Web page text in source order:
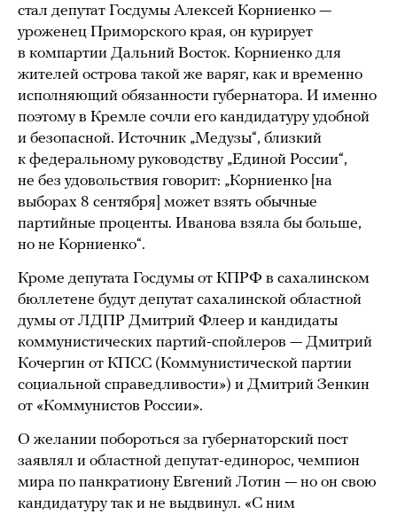
стал депутат Госдумы Алексей Корниенко —
уроженец Приморского края, он курирует
в компартии Дальний Восток. Корниенко для
жителей острова такой же варяг, как и временно
исполняющий обязанности губернатора. И именно
поэтому в Кремле сочли его кандидатуру удобной
и безопасной. Источник „Медузы“, близкий
к федеральному руководству „Единой России“,
не без удовольствия говорит: „Корниенко [на
выборах 8 сентября] может взять обычные
партийные проценты. Иванова взяла бы больше,
но не Корниенко“.
Кроме депутата Госдумы от КПРФ в сахалинском
бюллетене будут депутат сахалинской областной
думы от ЛДПР Дмитрий Флеер и кандидаты
коммунистических партий-спойлеров — Дмитрий
Кочергин от КПСС (Коммунистической партии
социальной справедливости») и Дмитрий Зенкин
от «Коммунистов России».
О желании побороться за губернаторский пост
заявлял и областной депутат-единорос, чемпион
мира по панкратиону Евгений Лотин — но он свою
кандидатуру так и не выдвинул. «С ним